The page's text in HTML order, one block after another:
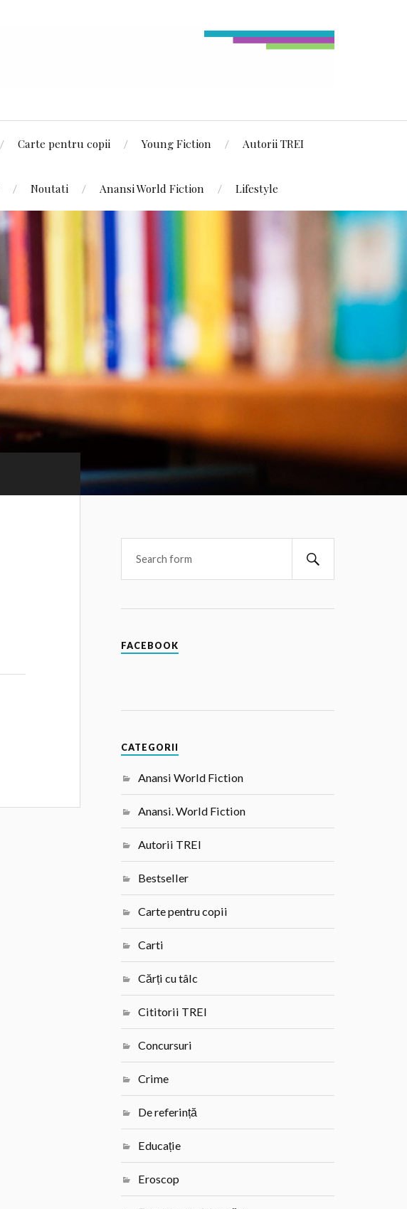
Carte pentru copii Young Fiction Autorii TREI
Noutati Anansi World Fiction Lifestyle
FACEBOOK
CATEGORII
Anansi World Fiction
Anansi. World Fiction
Autorii TREI
Bestseller
Carte pentru copii
Carti
Cărți cu tâlc
Cititorii TREI
Concursuri
Crime
De referință
Educație
Eroscop